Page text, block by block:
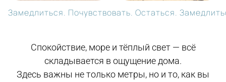
Замедлиться. Почувствовать. Остаться.
Спокойствие, море и тёплый свет — всё
складывается в ощущение дома.
Здесь важны не только метры, но и то, как вы